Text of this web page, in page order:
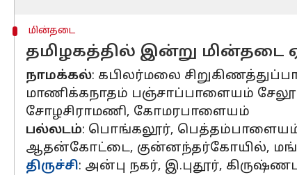
மின்தடை
தமிழகத்தில் இன்று மின்தடை
நாமக்கல்: கபிலர்மலை
மாணிக்கநாதம் பஞ்சாப்பாளையம்
சோழசிராமணி, கோமரபாளையம்
பல்லடம்: பொங்கலூர்,
ஆதன்கோட்டை, குன்னந்தர்கோயில்,
திருச்சி: அன்பு நகர், இ.புதூர்,